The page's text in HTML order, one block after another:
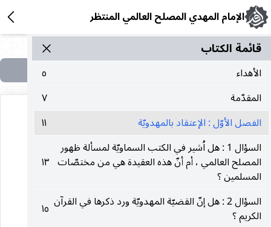
الإمام المهدي المصلح العالمي المنتظر
قائمة الکتاب
الأهداء
٥
المقدّمة
٧
الفصل الأوّل : الإعتقاد بالمهدويّة
١١
السؤال 1 : هل اُشير في الكتب السماويّة لمسألة ظهور
المصلح العالمي ، أم أنّ هذه العقيدة هي من مختصّات
المسلمين ؟
١٣
السؤال 2 : هل إنّ القضيّة المهدويّة ورد ذكرها في القرآن
الكريم ؟
١٥هذه الصفحة في الكتاب لا تحتوي على نص